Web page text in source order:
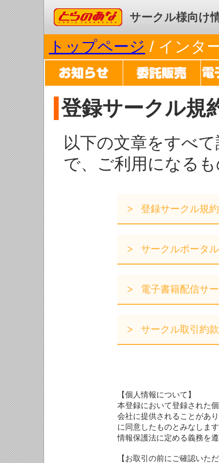
コミックとらのあな サークル様向け
トップページ / インタ
登録サークル規
以下の文章をすべ
で、ご利用になる
登録サークル規約
サークルポータ
電子書籍配信サ
サークル取引約款
【個人情報について】
本登録において登録された
会社に提供されることがあ
に同意したものとみなしま
情報保護法に定める義務を
【お取引の前にご確認いた